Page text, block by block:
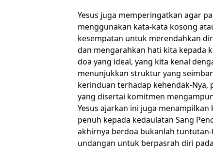
Yesus juga memperingatkan agar
menggunakan kata-kata kosong
kesempatan untuk merendahkan
dan mengarahkan hati kita kepada
doa yang ideal, yang kita kenal
menunjukkan struktur yang
kerinduan terhadap kehendak-
yang disertai komitmen
Yesus ajarkan ini juga
penuh kepada kedaulatan Sang
akhirnya berdoa bukanlah
undangan untuk berpasrah diri